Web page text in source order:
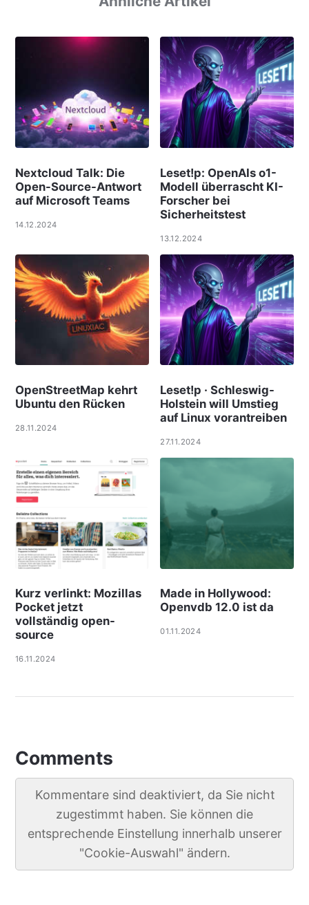
Nextcloud Talk: Die
Open-Source-Antwort
auf Microsoft Teams
14.12.2024
Leset!p: OpenAIs o1-
Modell überrascht KI-
Forscher bei
Sicherheitstest
13.12.2024
OpenStreetMap kehrt
Ubuntu den Rücken
28.11.2024
Leset!p · Schleswig-
Holstein will Umstieg
auf Linux vorantreiben
27.11.2024
Kurz verlinkt: Mozillas
Pocket jetzt
vollständig open-
source
16.11.2024
Made in Hollywood:
Openvdb 12.0 ist da
01.11.2024
Comments
Kommentare sind deaktiviert, da Sie nicht
zugestimmt haben. Sie können die
entsprechende Einstellung innerhalb unserer
"Cookie-Auswahl" ändern.